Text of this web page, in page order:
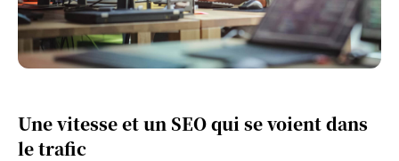
Une vitesse et un SEO qui se voient dans
le trafic